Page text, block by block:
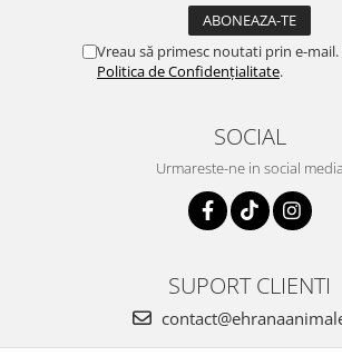
Vreau să primesc noutati prin e-mail.
Politica de Confidențialitate.
SOCIAL
Urmareste-ne in social media
SUPORT CLIENTI